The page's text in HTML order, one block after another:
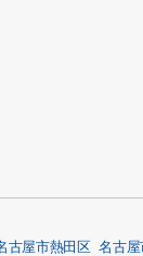
古屋市熱田区 名古屋